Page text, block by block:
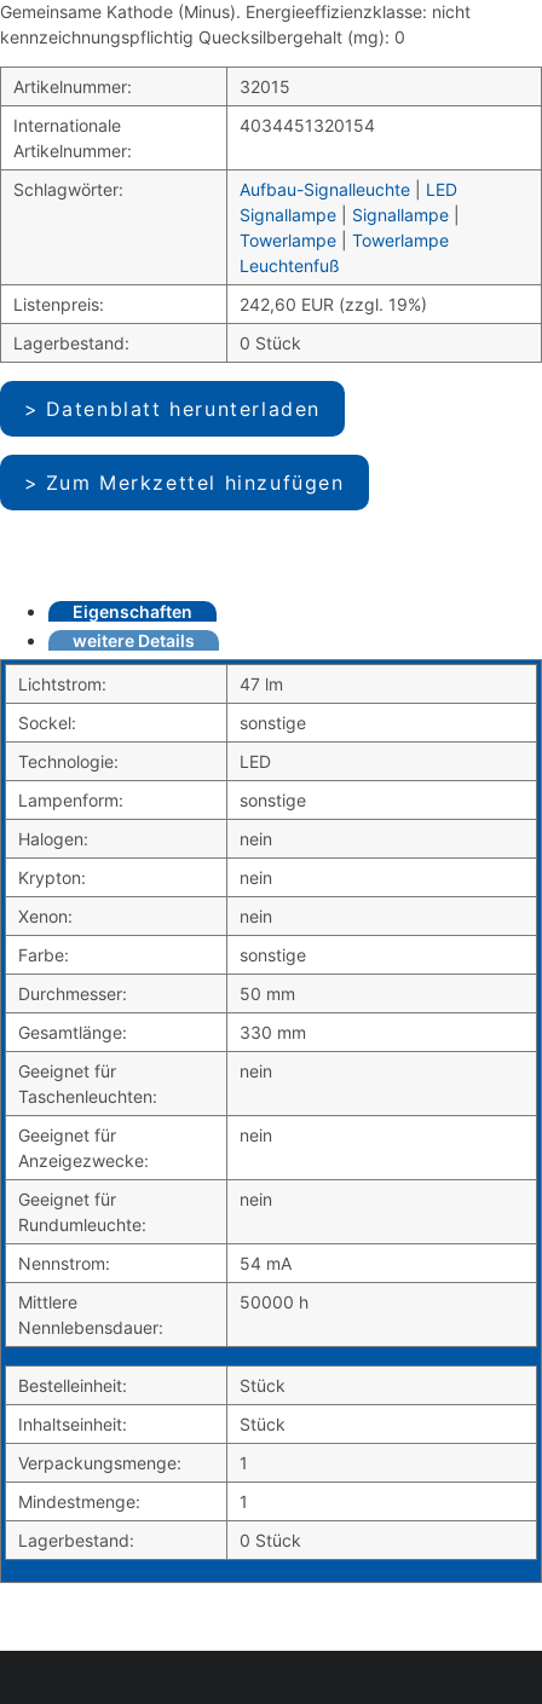
Gemeinsame Kathode (Minus). Energieeffizienzklasse: nicht
kennzeichnungspflichtig Quecksilbergehalt (mg): 0
Artikelnummer:
32015
Internationale
Artikelnummer:
4034451320154
Schlagwörter: Aufbau-Signalleuchte
LED
Signallampe
Signallampe
Towerlampe
Towerlampe
Leuchtenfuß
Listenpreis:
242,60 EUR (zzgl. 19%)
Lagerbestand:
0 Stück
Datenblatt herunterladen
Zum Merkzettel hinzufügen
Eigenschaften
weitere Details
Lichtstrom:
47 lm
Sockel:
sonstige
Technologie:
LED
Lampenform:
sonstige
Halogen:
nein
Krypton:
nein
Xenon:
nein
Farbe:
sonstige
Durchmesser:
50 mm
Gesamtlänge:
330 mm
Geeignet für
Taschenleuchten:
nein
Geeignet für
Anzeigezwecke:
nein
Geeignet für
Rundumleuchte:
nein
Nennstrom:
54 mA
Mittlere
Nennlebensdauer:
50000 h
Bestelleinheit:
Stück
Inhaltseinheit:
Stück
Verpackungsmenge:
1
Mindestmenge:
1
Lagerbestand:
0 Stück